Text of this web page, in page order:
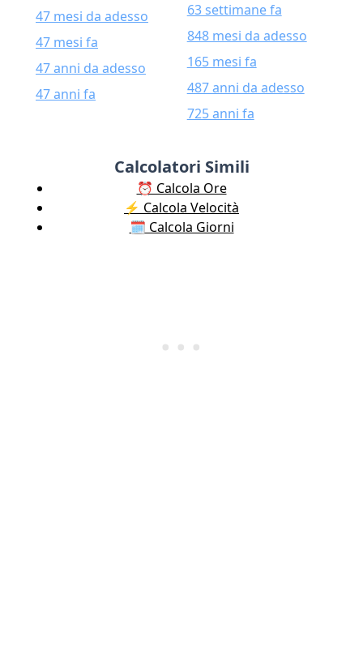
47 mesi da adesso
47 mesi fa
47 anni da adesso
47 anni fa
63 settimane fa
848 mesi da adesso
165 mesi fa
487 anni da adesso
725 anni fa
Calcolatori Simili
⏰ Calcola Ore
⚡️ Calcola Velocità
🗓️ Calcola Giorni